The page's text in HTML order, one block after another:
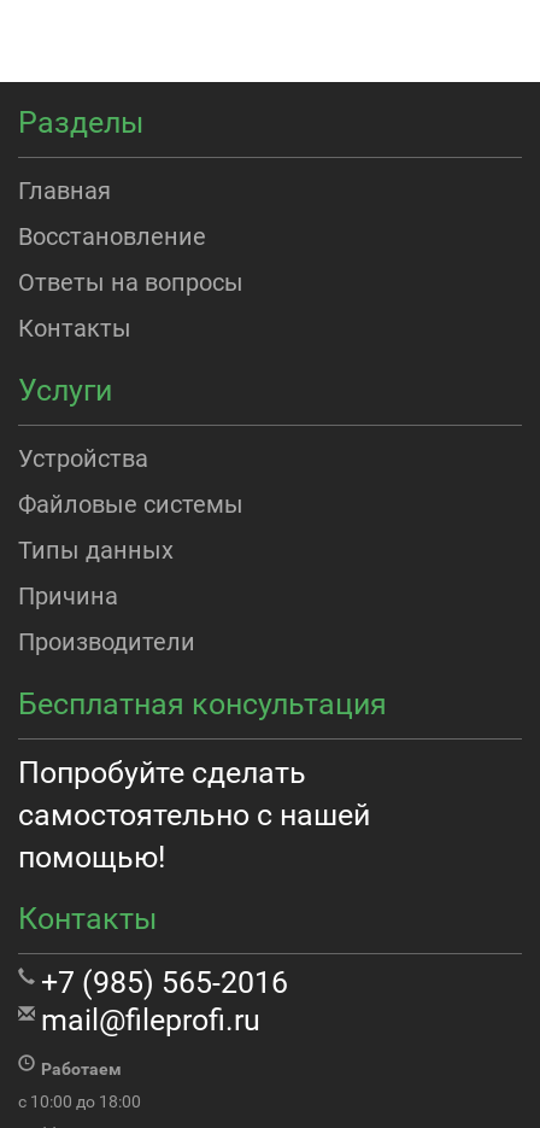
Разделы
Главная
Восстановление
Ответы на вопросы
Контакты
Услуги
Устройства
Файловые системы
Типы данных
Причина
Производители
Бесплатная консультация
Попробуйте сделать
самостоятельно с нашей
помощью!
Контакты
+7 (985) 565-2016
mail@fileprofi.ru
Работаем
с 10:00 до 18:00